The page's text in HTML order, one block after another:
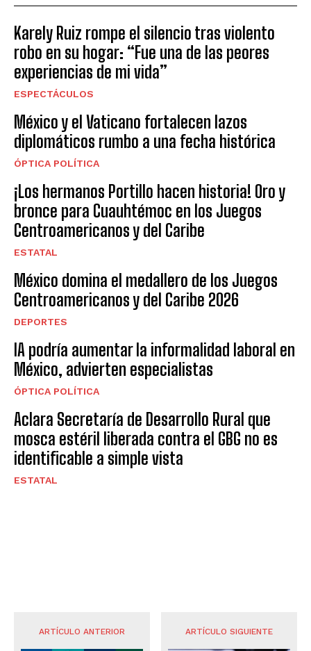
Karely Ruiz rompe el silencio tras violento
robo en su hogar: “Fue una de las peores
experiencias de mi vida”
ESPECTÁCULOS
México y el Vaticano fortalecen lazos
diplomáticos rumbo a una fecha histórica
ÓPTICA POLÍTICA
¡Los hermanos Portillo hacen historia! Oro y
bronce para Cuauhtémoc en los Juegos
Centroamericanos y del Caribe
ESTATAL
México domina el medallero de los Juegos
Centroamericanos y del Caribe 2026
DEPORTES
IA podría aumentar la informalidad laboral en
México, advierten especialistas
ÓPTICA POLÍTICA
Aclara Secretaría de Desarrollo Rural que
mosca estéril liberada contra el GBG no es
identificable a simple vista
ESTATAL
ARTÍCULO ANTERIOR ARTÍCULO SIGUIENTE